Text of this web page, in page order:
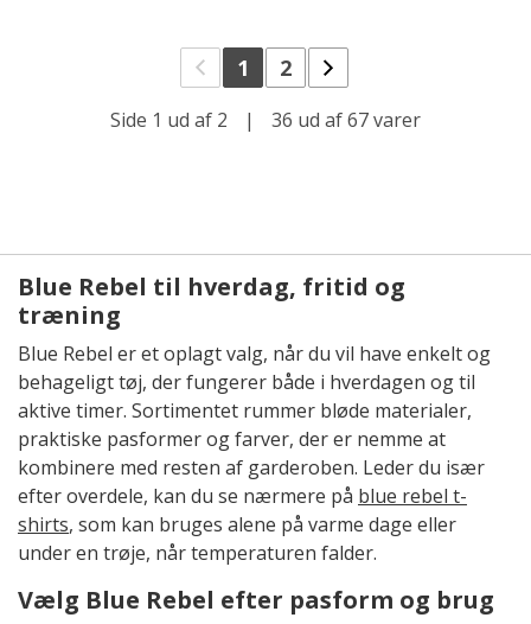
1 2
Side 1 ud af 2 | 36 ud af 67 varer
Blue Rebel til hverdag, fritid og
træning
Blue Rebel er et oplagt valg, når du vil have enkelt og
behageligt tøj, der fungerer både i hverdagen og til
aktive timer. Sortimentet rummer bløde materialer,
praktiske pasformer og farver, der er nemme at
kombinere med resten af garderoben. Leder du især
efter overdele, kan du se nærmere på blue rebel t-
shirts, som kan bruges alene på varme dage eller
under en trøje, når temperaturen falder.
Vælg Blue Rebel efter pasform og brug